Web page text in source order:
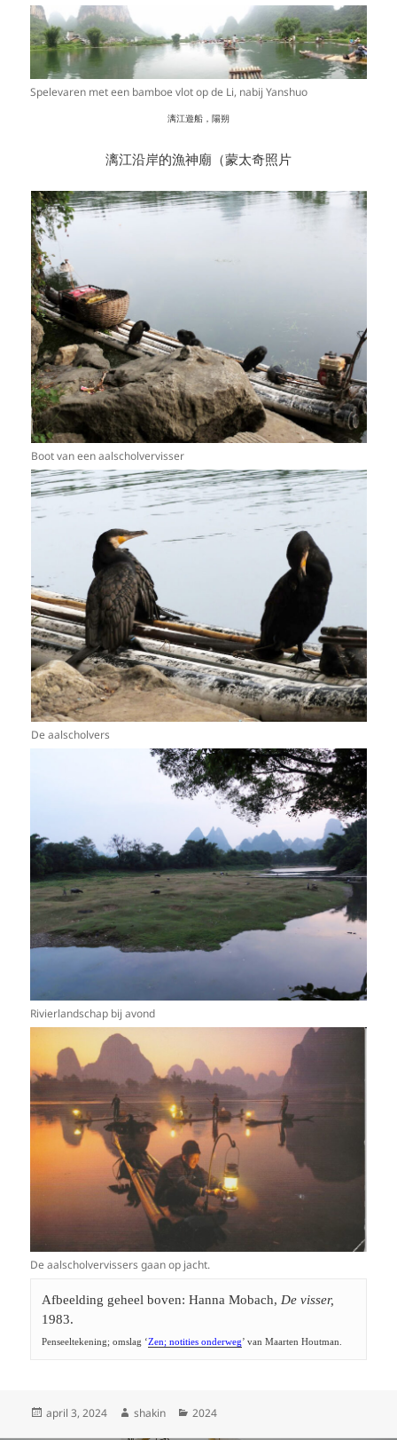
Spelevaren met een bamboe vlot op de Li, nabij Yanshuo
漓江遊船，陽朔
漓江沿岸的漁神廟（蒙太奇照片
Boot van een aalscholvervisser
De aalscholvers
Rivierlandschap bij avond
De aalscholvervissers gaan op jacht.
Afbeelding geheel boven: Hanna Mobach, De visser,
1983.
Penseeltekening; omslag ‘Zen; notities onderweg’ van Maarten Houtman.
Geplaatst
april 3, 2024 Auteur
shakin Categorieën
2024